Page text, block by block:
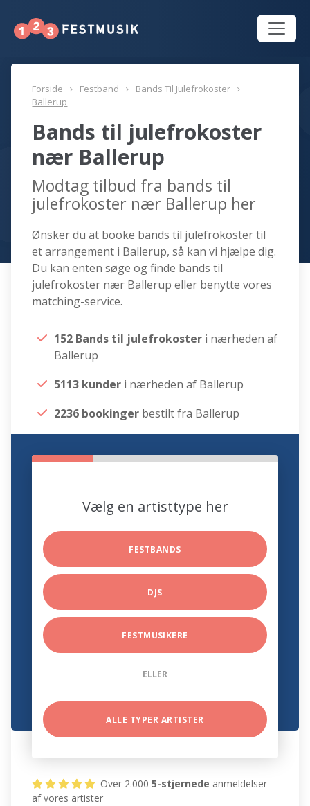
Forside Festband
Bands Til Julefrokoster
Ballerup
Bands til julefrokoster
nær Ballerup
Modtag tilbud fra bands til
julefrokoster nær Ballerup her
Ønsker du at booke bands til julefrokoster til
et arrangement i Ballerup, så kan vi hjælpe dig.
Du kan enten søge og finde bands til
julefrokoster nær Ballerup eller benytte vores
matching-service.
152 Bands til julefrokoster i nærheden af
Ballerup
5113 kunder i nærheden af Ballerup
2236 bookinger bestilt fra Ballerup
Vælg en artisttype her
FESTBANDS
DJS
FESTMUSIKERE
ELLER
ALLE TYPER ARTISTER
Over 2.0005-stjernede anmeldelser
af vores artister